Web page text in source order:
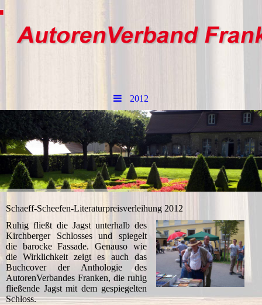
2012
Schaeff-Scheefen-Literaturpreisverleihung 2012
Ruhig fließt die Jagst unterhalb des
Kirchberger Schlosses und spiegelt
die barocke Fassade. Genauso wie
die Wirklichkeit zeigt es auch das
Buchcover der Anthologie des
AutorenVerbandes Franken, die ruhig
fließende Jagst mit dem gespiegelten
Schloss.